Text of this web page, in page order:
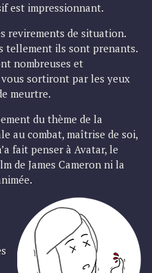
est impressionnant.
revirements de situation.
tellement ils sont prenants.
nombreuses et
sortiront par les yeux
meurtre.
du thème de la
au combat, maîtrise de soi,
fait penser à Avatar, le
de James Cameron ni la